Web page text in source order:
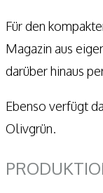
Für den
Magazin aus
darüber hinaus
Ebenso verfügt
Olivgrün.